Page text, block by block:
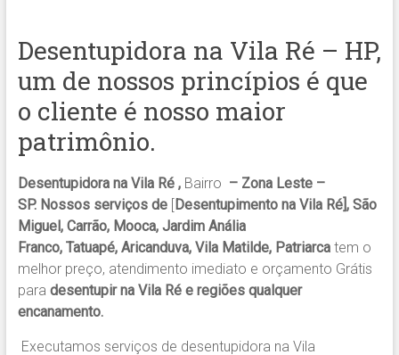
Desentupidora na Vila Ré – HP,
um de nossos princípios é que
o cliente é nosso maior
patrimônio.
Desentupidora na Vila Ré ,Bairro – Zona Leste –
SP. Nossos serviços de[Desentupimento na Vila Ré], São
Miguel, Carrão, Mooca, Jardim Anália
Franco, Tatuapé, Aricanduva, Vila Matilde, Patriarca tem o
melhor preço, atendimento imediato e orçamento Grátis
para desentupir na Vila Ré e regiões qualquer
encanamento.
Executamos serviços de desentupidora na Vila